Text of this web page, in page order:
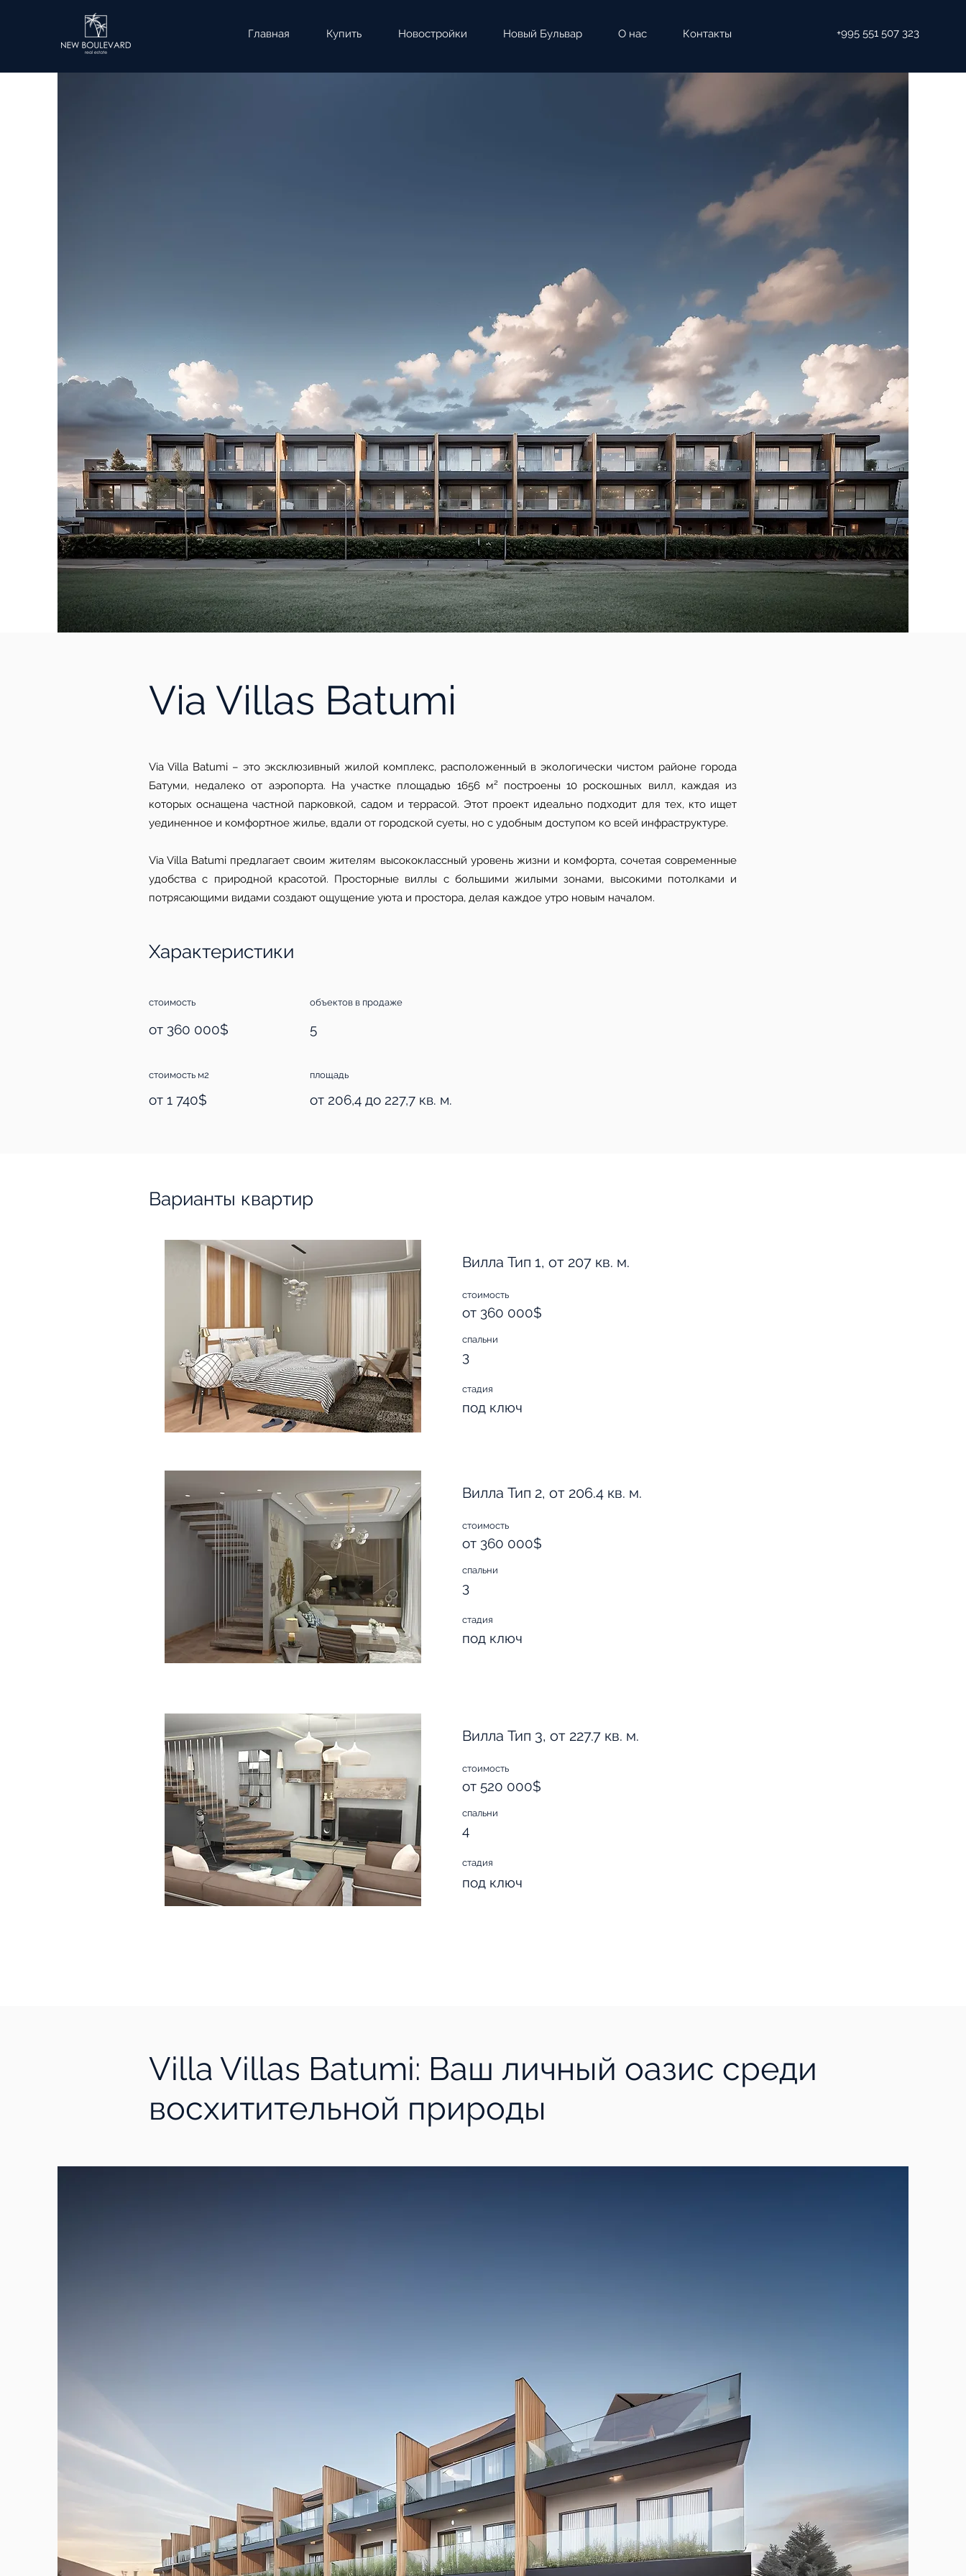
Главная Купить Новостройки Новый Бульвар О нас Контакты +995 551 507 323
Via Villas Batumi
Via Villa Batumi – это эксклюзивный жилой комплекс, расположенный в экологически чистом районе города
Батуми, недалеко от аэропорта. На участке площадью 1656 м² построены 10 роскошных вилл, каждая из
которых оснащена частной парковкой, садом и террасой. Этот проект идеально подходит для тех, кто ищет
уединенное и комфортное жилье, вдали от городской суеты, но с удобным доступом ко всей инфраструктуре.
Via Villa Batumi предлагает своим жителям высококлассный уровень жизни и комфорта, сочетая современные
удобства с природной красотой. Просторные виллы с большими жилыми зонами, высокими потолками и
потрясающими видами создают ощущение уюта и простора, делая каждое утро новым началом.
Характеристики
стоимость
от 360 000$
стоимость м2
от 1 740$
объектов в продаже
5
площадь
от 206,4 до 227,7 кв. м.
Варианты квартир
Вилла Тип 1, от 207 кв. м.
стоимость
от 360 000$
спальни
3
стадия
под ключ
Вилла Тип 2, от 206.4 кв. м.
стоимость
от 360 000$
спальни
3
стадия
под ключ
Вилла Тип 3, от 227.7 кв. м.
стоимость
от 520 000$
спальни
4
стадия
под ключ
Villa Villas Batumi: Ваш личный оазис среди
восхитительной природы